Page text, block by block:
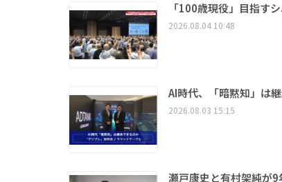
「100歳現役」目指す
2026.08.04 10:48
AI時代、「暗黙知」は
2026.08.03 15:15
瀬戸康史と有村架純が